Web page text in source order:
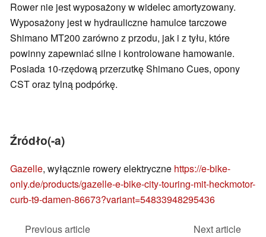
Rower nie jest wyposażony w widelec amortyzowany.
Wyposażony jest w hydrauliczne hamulce tarczowe
Shimano MT200 zarówno z przodu, jak i z tyłu, które
powinny zapewniać silne i kontrolowane hamowanie.
Posiada 10-rzędową przerzutkę Shimano Cues, opony
CST oraz tylną podpórkę.
Źródło(-a)
Gazelle, wyłącznie rowery elektryczne https://e-bike-
only.de/products/gazelle-e-bike-city-touring-mit-heckmotor-
curb-t9-damen-86673?variant=54833948295436
Previous article
Next article